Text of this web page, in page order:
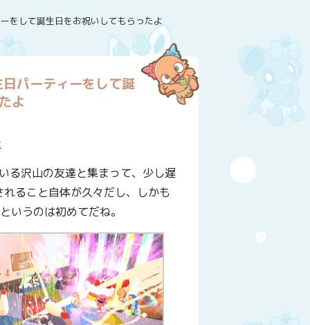
をして誕生日をお祝いしてもらったよ
パーティーをして誕
よ
る沢山の友達と集まって、少し遅
ること自体が久々だし、しかも
いうのは初めてだね。